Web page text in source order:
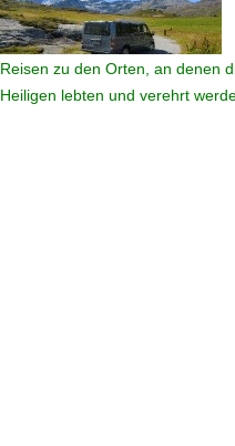
Reisen zu den Orten, an denen
Heiligen lebten und verehrt